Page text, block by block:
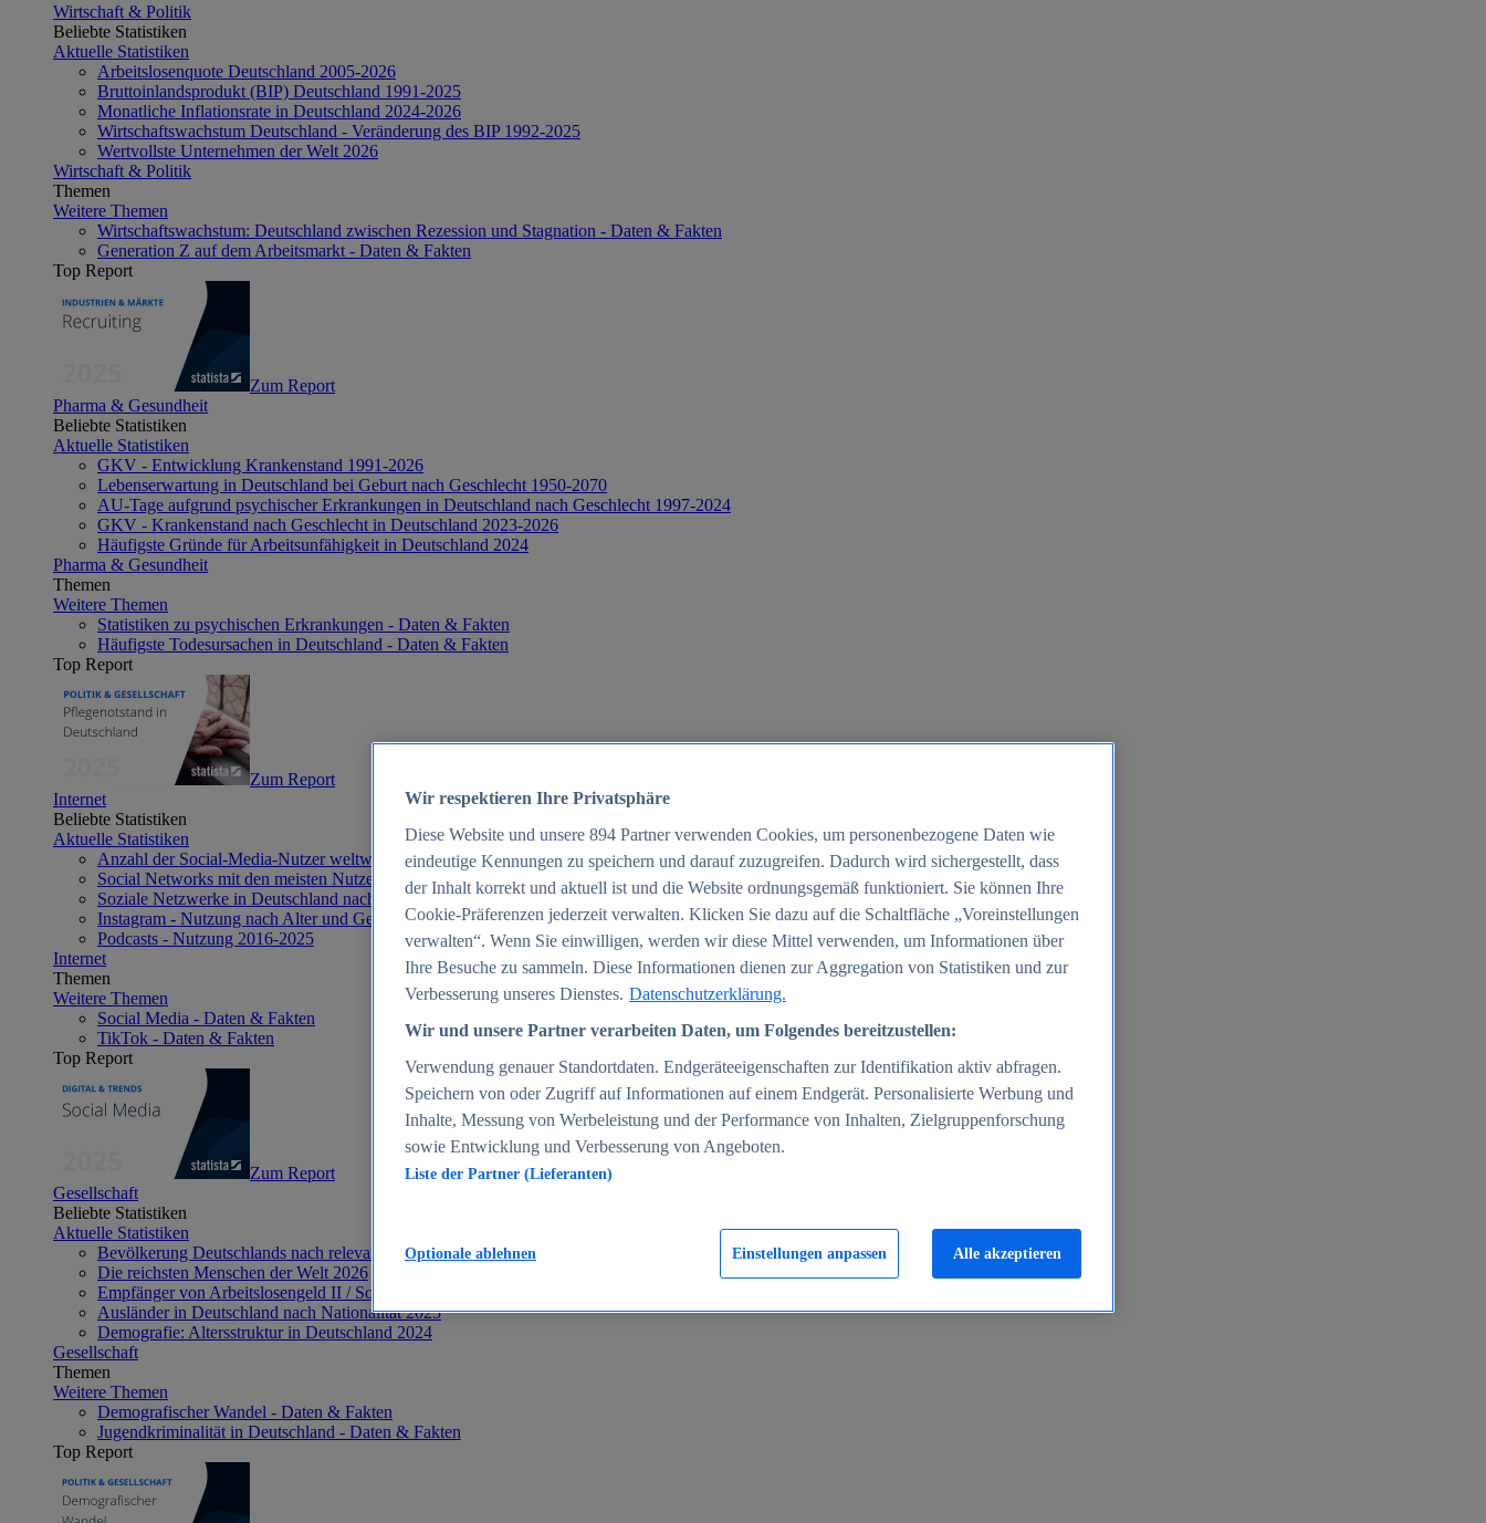
Wirtschaft & Politik
Beliebte Statistiken
Aktuelle Statistiken
Arbeitslosenquote Deutschland 2005-2026
Bruttoinlandsprodukt (BIP) Deutschland 1991-2025
Monatliche Inflationsrate in Deutschland 2024-2026
Wirtschaftswachstum Deutschland - Veränderung des BIP 1992-2025
Wertvollste Unternehmen der Welt 2026
Wirtschaft & Politik
Themen
Weitere Themen
Wirtschaftswachstum: Deutschland zwischen Rezession und Stagnation - Daten & Fakten
Generation Z auf dem Arbeitsmarkt - Daten & Fakten
Top Report
Zum Report
Pharma & Gesundheit
Beliebte Statistiken
Aktuelle Statistiken
GKV - Entwicklung Krankenstand 1991-2026
Lebenserwartung in Deutschland bei Geburt nach Geschlecht 1950-2070
AU-Tage aufgrund psychischer Erkrankungen in Deutschland nach Geschlecht 1997-2024
GKV - Krankenstand nach Geschlecht in Deutschland 2023-2026
Häufigste Gründe für Arbeitsunfähigkeit in Deutschland 2024
Pharma & Gesundheit
Themen
Weitere Themen
Statistiken zu psychischen Erkrankungen - Daten & Fakten
Häufigste Todesursachen in Deutschland - Daten & Fakten
Top Report
Zum Report
Internet
Beliebte Statistiken
Aktuelle Statistiken
Anzahl der Social-Media-Nutzer weltweit 2012-2025
Social Networks mit den meisten Nutzern weltweit 2025
Soziale Netzwerke in Deutschland nach Generationen 2025
Instagram - Nutzung nach Alter und Geschlecht in Deutschland 2025
Podcasts - Nutzung 2016-2025
Internet
Themen
Weitere Themen
Social Media - Daten & Fakten
TikTok - Daten & Fakten
Top Report
Zum Report
Gesellschaft
Beliebte Statistiken
Aktuelle Statistiken
Bevölkerung Deutschlands nach relevanten Altersgruppen 2024
Die reichsten Menschen der Welt 2026
Empfänger von Arbeitslosengeld II / Sozialgeld / Bürgergeld in Deutschland 2005-2025
Ausländer in Deutschland nach Nationalität 2025
Demografie: Altersstruktur in Deutschland 2024
Gesellschaft
Themen
Weitere Themen
Demografischer Wandel - Daten & Fakten
Jugendkriminalität in Deutschland - Daten & Fakten
Top Report
Wir respektieren Ihre Privatsphäre
Diese Website und unsere 894 Partner verwenden Cookies, um personenbezogene Daten wie
eindeutige Kennungen zu speichern und darauf zuzugreifen. Dadurch wird sichergestellt, dass
der Inhalt korrekt und aktuell ist und die Website ordnungsgemäß funktioniert. Sie können Ihre
Cookie-Präferenzen jederzeit verwalten. Klicken Sie dazu auf die Schaltfläche „Voreinstellungen
verwalten“. Wenn Sie einwilligen, werden wir diese Mittel verwenden, um Informationen über
Ihre Besuche zu sammeln. Diese Informationen dienen zur Aggregation von Statistiken und zur
Verbesserung unseres Dienstes. Datenschutzerklärung.
Wir und unsere Partner verarbeiten Daten, um Folgendes bereitzustellen:
Verwendung genauer Standortdaten. Endgeräteeigenschaften zur Identifikation aktiv abfragen.
Speichern von oder Zugriff auf Informationen auf einem Endgerät. Personalisierte Werbung und
Inhalte, Messung von Werbeleistung und der Performance von Inhalten, Zielgruppenforschung
sowie Entwicklung und Verbesserung von Angeboten.
Liste der Partner (Lieferanten)
Einstellungen anpassen
Optionale ablehnen Alle akzeptieren